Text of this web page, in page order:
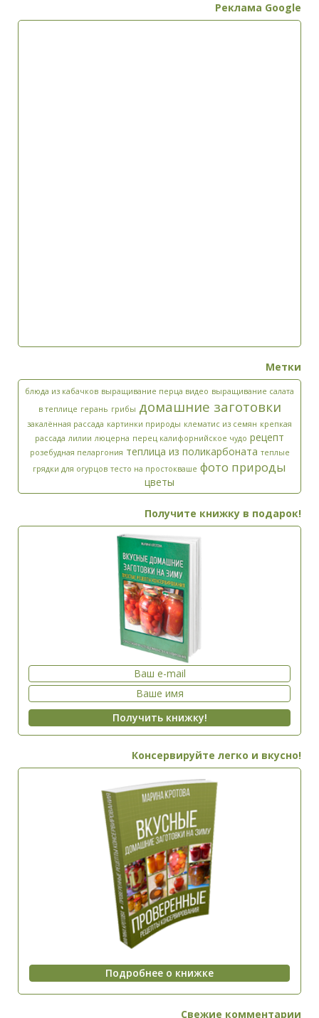
Реклама Google
Метки
блюда из кабачков выращивание перца видео выращивание салата
в теплице герань грибы домашние заготовки
закалённая рассада картинки природы клематис из семян крепкая
рассада лилии люцерна перец калифорнийское чудо рецепт
розебудная пеларгония теплица из поликарбоната теплые
грядки для огурцов тесто на простокваше фото природы
цветы
Получите книжку в подарок!
Консервируйте легко и вкусно!
Свежие комментарии